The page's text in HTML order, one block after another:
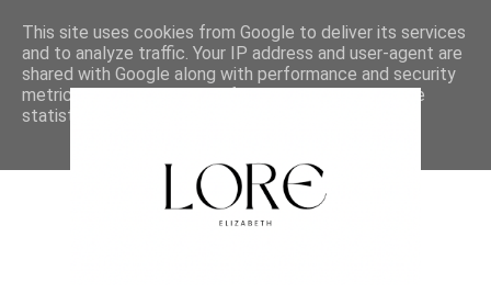
This site uses cookies from Google to deliver its services
and to analyze traffic. Your IP address and user-agent are
shared with Google along with performance and security
metrics to ensure quality of service, generate usage
statistics, and to detect and address abuse.